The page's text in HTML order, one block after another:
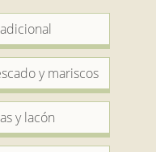
y mariscos
y lacón